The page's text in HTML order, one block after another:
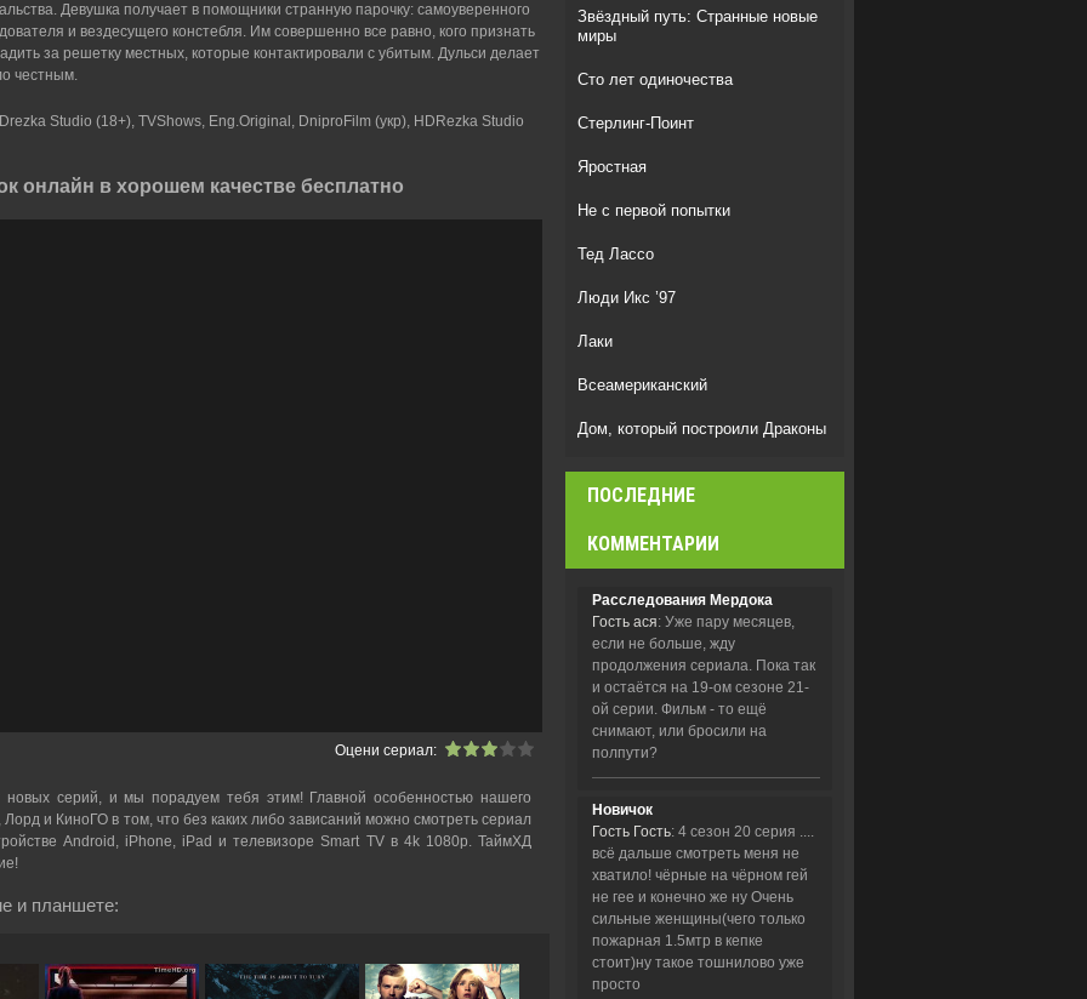
Девушка получает в помощники странную парочку: самоуверенного
и вездесущего констебля. Им совершенно все равно, кого признать
за решетку местных, которые контактировали с убитым. Дульси делает
честным.
Studio (18+), TVShows, Eng.Original, DniproFilm (укр), HDRezka Studio
онлайн в хорошем качестве бесплатно
Оцени сериал:
новых серий, и мы порадуем тебя этим! Главной особенностью нашего
Лорд и КиноГО в том, что без каких либо зависаний можно смотреть cериал
Android, iPhone, iPad и телевизоре Smart TV в 4k 1080p. ТаймХД
и планшете:
Звёздный путь: Странные новые
миры
Сто лет одиночества
Стерлинг-Поинт
Яростная
Не с первой попытки
Тед Лассо
Люди Икс ’97
Лаки
Всеамериканский
Дом, который построили Драконы
Дом Дракона
ПОСЛЕДНИЕ
КОММЕНТАРИИ
Расследования Мердока
Гость ася: Уже пару месяцев,
если не больше, жду
продолжения сериала. Пока так
и остаётся на 19-ом сезоне 21-
ой серии. Фильм - то ещё
снимают, или бросили на
полпути?
Новичок
Гость Гость: 4 сезон 20 серия ....
всё дальше смотреть меня не
хватило! чёрные на чёрном гей
не гее и конечно же ну Очень
сильные женщины(чего только
пожарная 1.5мтр в кепке
стоит)ну такое тошнилово уже
просто